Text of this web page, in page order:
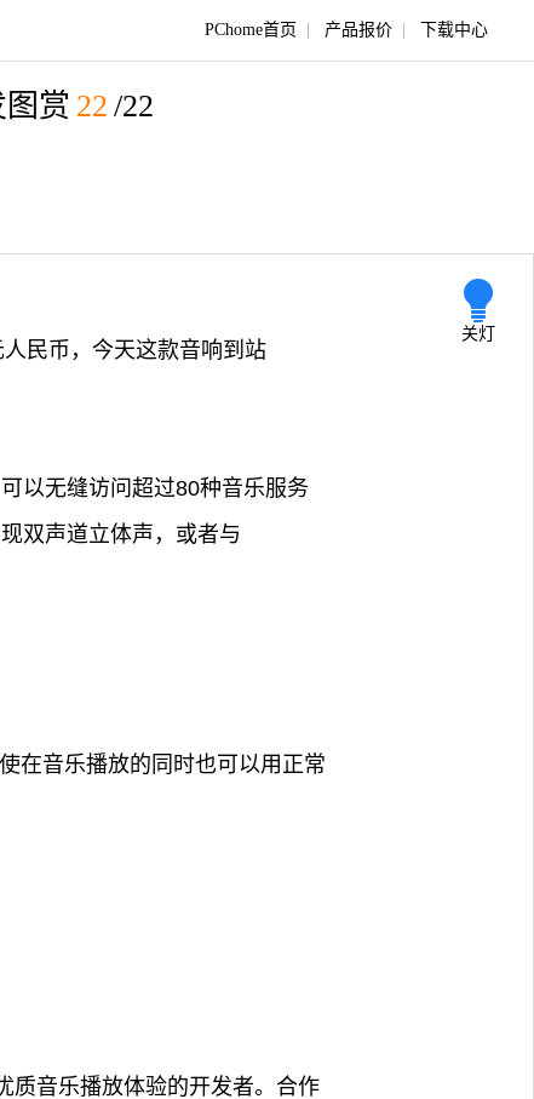
PChome首页 产品报价 下载中心
赏 22 /22
关灯
民币，今天这款音响到站
以无缝访问超过80种音乐服务
双声道立体声，或者与
在音乐播放的同时也可以用正常
质音乐播放体验的开发者。合作